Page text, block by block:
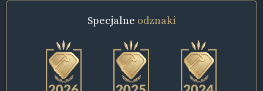
Specjalne odznaki